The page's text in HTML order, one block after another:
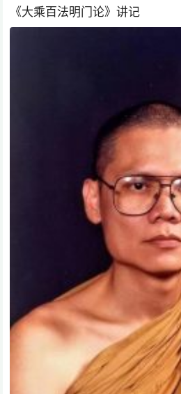
《大乘百法明门论》讲记